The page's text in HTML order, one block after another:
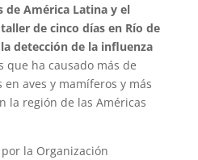
de América Latina y el
de cinco días en Río de
detección de la influenza
que ha causado más de
aves y mamíferos y más
la región de las Américas
la Organización